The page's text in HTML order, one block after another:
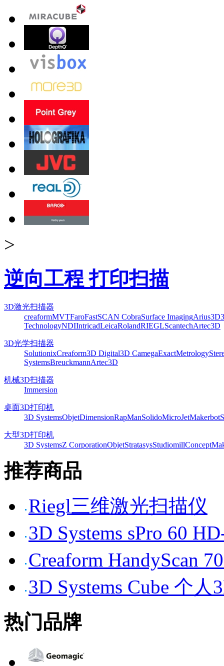
>
逆向工程 打印扫描
3D激光扫描器
creaformMVTFaroFastSCAN CobraSurface ImagingArius3D
TechnologyNDIIntricadLeicaRolandRIEGLScantechArtec3D
3D光学扫描器
SolutionixCreaform3D Digital3D CamegaExactMetrology
SystemsBreuckmannArtec3D
机械3D扫描器
Immersion
桌面3D打印机
3D SystemsObjetDimensionRapManSolidoMicroJetMakerbot
大型3D打印机
3D SystemsZ CorporationObjetStratasysStudiomillConcept
推荐商品
Riegl三维激光扫描仪
3D Systems sPro 60
Creaform HandyScan
3D Systems Cube 个人
热门品牌